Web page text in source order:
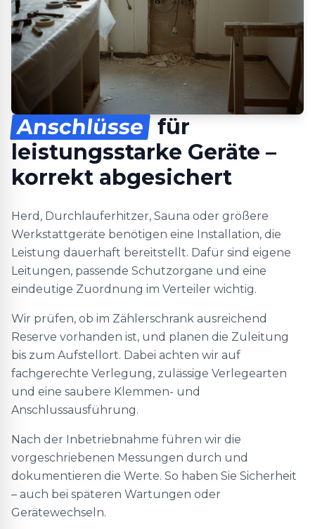
Anschlüsse für
leistungsstarke Geräte –
korrekt abgesichert
Herd, Durchlauferhitzer, Sauna oder größere
Werkstattgeräte benötigen eine Installation, die
Leistung dauerhaft bereitstellt. Dafür sind eigene
Leitungen, passende Schutzorgane und eine
eindeutige Zuordnung im Verteiler wichtig.
Wir prüfen, ob im Zählerschrank ausreichend
Reserve vorhanden ist, und planen die Zuleitung
bis zum Aufstellort. Dabei achten wir auf
fachgerechte Verlegung, zulässige Verlegearten
und eine saubere Klemmen- und
Anschlussausführung.
Nach der Inbetriebnahme führen wir die
vorgeschriebenen Messungen durch und
dokumentieren die Werte. So haben Sie Sicherheit
– auch bei späteren Wartungen oder
Gerätewechseln.